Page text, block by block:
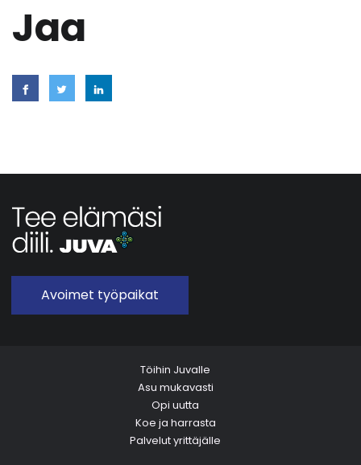
Jaa
Avoimet työpaikat
Töihin Juvalle
Asu mukavasti
Opi uutta
Koe ja harrasta
Palvelut yrittäjälle